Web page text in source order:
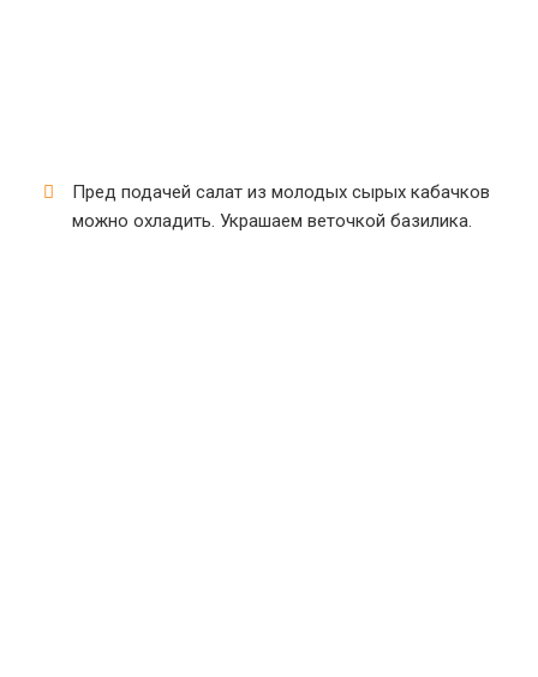
Пред подачей салат из молодых сырых кабачков
можно охладить. Украшаем веточкой базилика.